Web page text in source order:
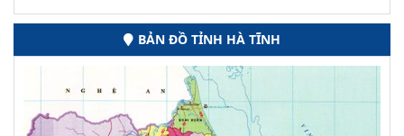
BẢN ĐỒ TỈNH HÀ TĨNH